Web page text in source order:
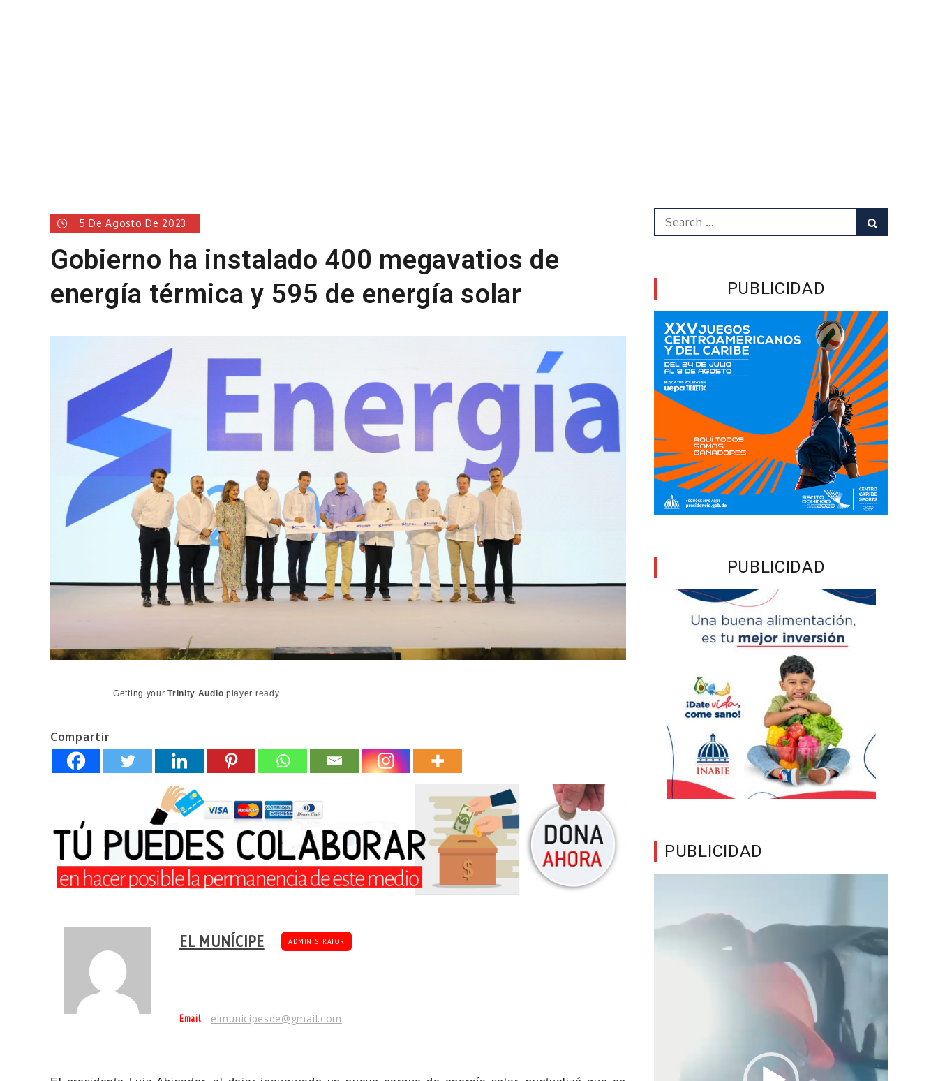
5 De Agosto De 2023
Gobierno ha instalado 400 megavatios de
energía térmica y 595 de energía solar
Getting yourTrinity Audio player ready...
Compartir
EL MUNÍCIPE ADMINISTRATOR
Email elmunicipesde@gmail.com
Search
for:
PUBLICIDAD
PUBLICIDAD
PUBLICIDAD